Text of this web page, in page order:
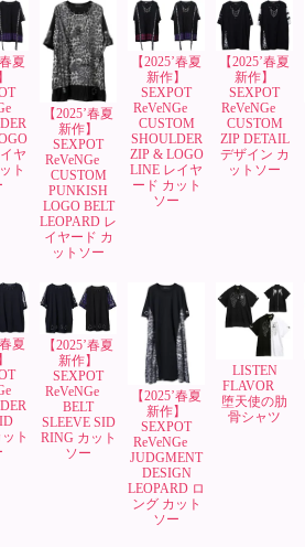
春夏
ヤ
ト
【2025’春夏
新作】
SEXPOT
ReVeNGe
CUSTOM
PUNKISH
LOGO BELT
LEOPARD レ
イヤード カ
ットソー
【2025’春夏
新作】
SEXPOT
ReVeNGe
CUSTOM
SHOULDER
ZIP & LOGO
LINE レイヤ
ード カット
ソー
【2025’春夏
新作】
SEXPOT
ReVeNGe
CUSTOM
ZIP DETAIL
デザイン カ
ットソー
春夏
ト
【2025’春夏
新作】
SEXPOT
ReVeNGe
BELT
SLEEVE SID
RING カット
ソー
【2025’春夏
新作】
SEXPOT
ReVeNGe
JUDGMENT
DESIGN
LEOPARD ロ
ング カット
ソー
LISTEN
FLAVOR
堕天使の肋
骨シャツ